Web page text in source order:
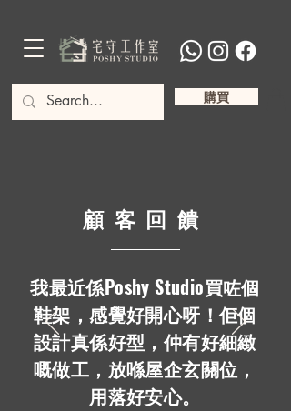
購買
​顧客回饋
我最近係Poshy Studio買咗個
鞋架，感覺好開心呀！佢個
設計真係好型，仲有好細緻
嘅做工，放喺屋企玄關位，
用落好安心。